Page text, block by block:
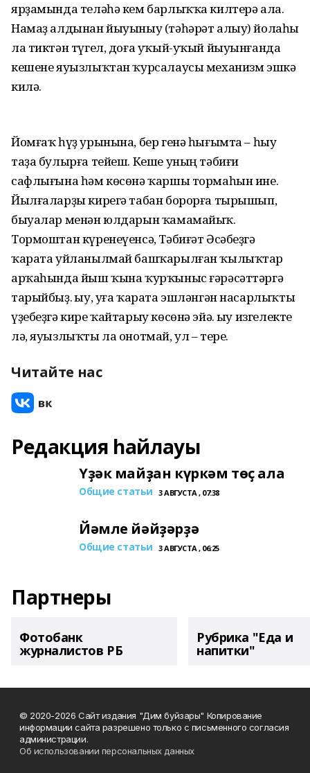
ярҙамында теләһә кем барлыҡҡа килтерә ала.
Намаҙ алдынан йыуыныу (тәһәрәт алыу) йолаһы
ла тиктән түгел, доға уҡый-уҡый йыуынғанда
кешене яуызлыҡтан ҡурсалаусы механизм эшкә
килә.
Йомғаҡ һүҙ урынына, бер генә һығымта – һыу
таҙа булырға тейеш. Кеше уның тәбиғи
сафлығына һәм көсөнә ҡаршы тормаһын ине.
Йылғаларҙы кирегә табан борорға тырышып,
быуалар менән юлдарын ҡамамайыҡ.
Тормоштан күренеүенсә, Тәбиғәт Әсәбеҙгә
ҡарата уйланылмай башҡарылған ҡылыҡтар
арҡаһында йыш ҡына ҡурҡыныс ғәрәсәттәргә
тарыйбыҙ. Һыу, уға ҡарата эшләнгән насарлыҡты
үҙебеҙгә кире ҡайтарыу көсөнә эйә. Һыу изгелекте
лә, яуызлыҡты ла онотмай, ул – тере.
Читайте нас
Редакция һайлауы
Үҙәк майҙан күркәм төҫ ала
Общие статьи 3 АВГУСТА , 07:38
Йәмле йәйҙәрҙә
Общие статьи 3 АВГУСТА , 06:25
Партнеры
Фотобанк
журналистов РБ
Рубрика "Еда и
напитки"
© 2020-2026 Сайт издания "Дим буйзары" Копирование
информации сайта разрешено только с письменного согласия
администрации.
Об использовании персональных данных